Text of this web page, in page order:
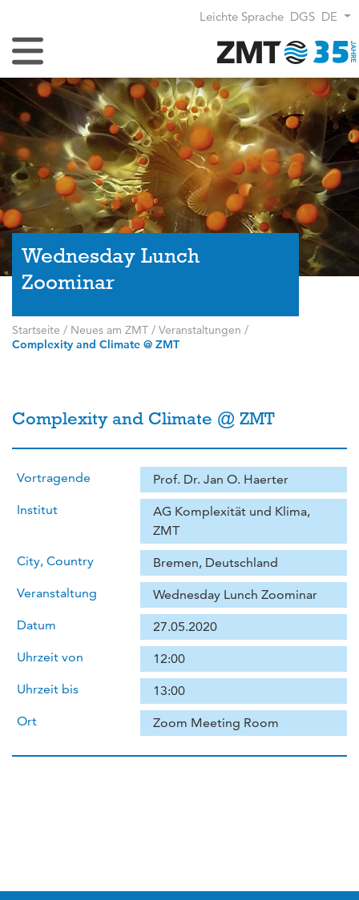
Leichte Sprache DGS DE
Navigation umschalten
Wednesday Lunch
Zoominar
Startseite / Neues am ZMT / Veranstaltungen /
Complexity and Climate @ ZMT
Complexity and Climate @ ZMT
Vortragende
Prof. Dr. Jan O. Haerter
Institut
AG Komplexität und Klima,
ZMT
City, Country
Bremen, Deutschland
Veranstaltung
Wednesday Lunch Zoominar
Datum
27.05.2020
Uhrzeit von
12:00
Uhrzeit bis
13:00
Ort
Zoom Meeting Room